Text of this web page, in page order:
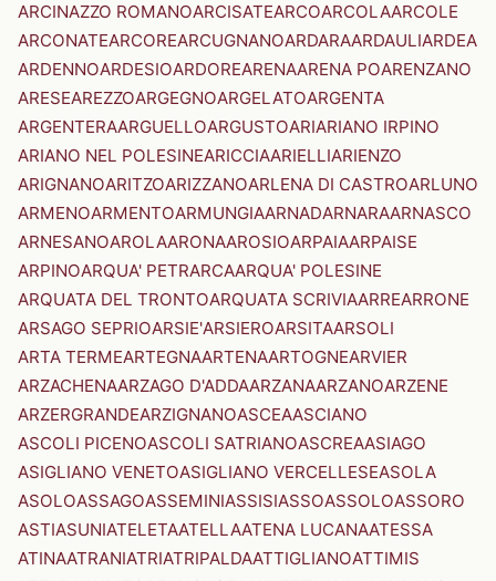
ARCINAZZO ROMANOARCISATEARCOARCOLAARCOLE
ARCONATEARCOREARCUGNANOARDARAARDAULIARDEA
ARDENNOARDESIOARDOREARENAARENA POARENZANO
ARESEAREZZOARGEGNOARGELATOARGENTA
ARGENTERAARGUELLOARGUSTOARIARIANO IRPINO
ARIANO NEL POLESINEARICCIAARIELLIARIENZO
ARIGNANOARITZOARIZZANOARLENA DI CASTROARLUNO
ARMENOARMENTOARMUNGIAARNADARNARAARNASCO
ARNESANOAROLAARONAAROSIOARPAIAARPAISE
ARPINOARQUA' PETRARCAARQUA' POLESINE
ARQUATA DEL TRONTOARQUATA SCRIVIAARREARRONE
ARSAGO SEPRIOARSIE'ARSIEROARSITAARSOLI
ARTA TERMEARTEGNAARTENAARTOGNEARVIER
ARZACHENAARZAGO D'ADDAARZANAARZANOARZENE
ARZERGRANDEARZIGNANOASCEAASCIANO
ASCOLI PICENOASCOLI SATRIANOASCREAASIAGO
ASIGLIANO VENETOASIGLIANO VERCELLESEASOLA
ASOLOASSAGOASSEMINIASSISIASSOASSOLOASSORO
ASTIASUNIATELETAATELLAATENA LUCANAATESSA
ATINAATRANIATRIATRIPALDAATTIGLIANOATTIMIS